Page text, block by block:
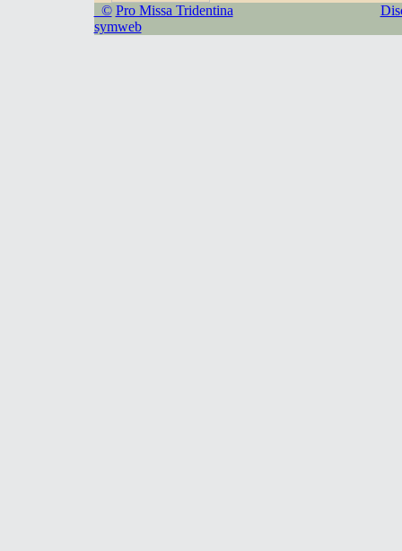
© Pro Missa Tridentina
symweb